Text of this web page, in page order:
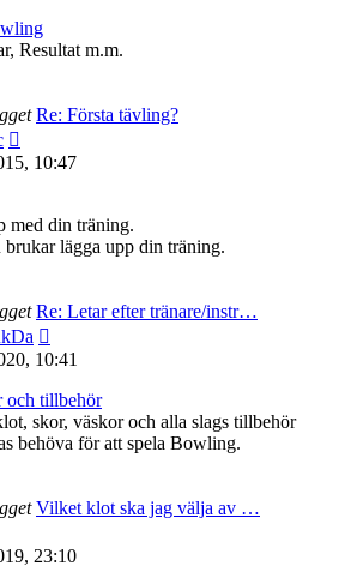
Resultat m.m.
Re: Första tävling?
till
det
inlägget
10:47
med din träning.
brukar lägga upp din träning.
Re: Letar efter tränare/instr…
till
senaste
inlägget
10:41
och tillbehör
skor, väskor och alla slags tillbehör
behöva för att spela Bowling.
Vilket klot ska jag välja av …
23:10